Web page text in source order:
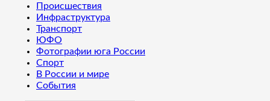
Происшествия
Инфраструктура
Транспорт
ЮФО
Фотографии юга России
Спорт
В России и мире
События